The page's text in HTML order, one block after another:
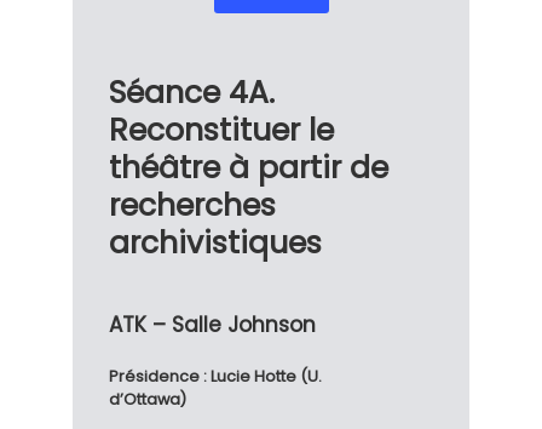
Séance 4A.
Reconstituer le
théâtre à partir de
recherches
archivistiques
ATK – Salle Johnson
Présidence : Lucie Hotte (U.
d’Ottawa)